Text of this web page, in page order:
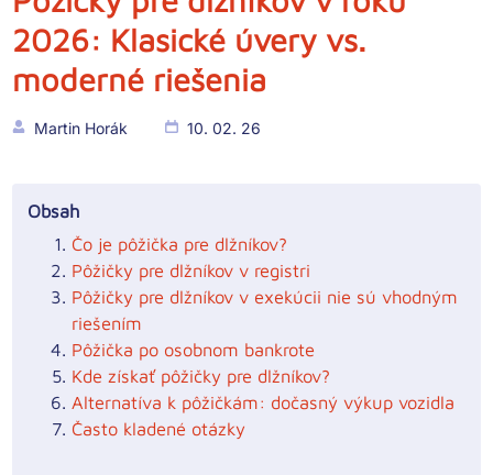
KONTAKT
2026: Klasické úvery vs.
moderné riešenia
Martin Horák 10. 02. 26
Obsah
Čo je pôžička pre dlžníkov?
Pôžičky pre dlžníkov v registri
Pôžičky pre dlžníkov v exekúcii nie sú vhodným
riešením
Pôžička po osobnom bankrote
Kde získať pôžičky pre dlžníkov?
Alternatíva k pôžičkám: dočasný výkup vozidla
Často kladené otázky